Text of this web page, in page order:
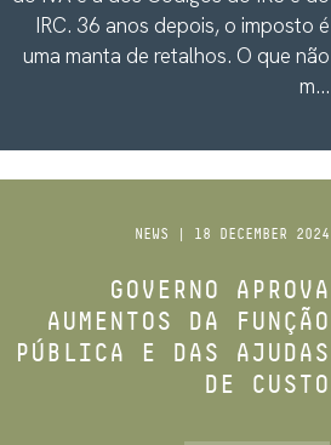
IRC. 36 anos depois, o imposto é
uma manta de retalhos. O que não
m...
NEWS | 18 DECEMBER 2024
GOVERNO APROVA
AUMENTOS DA FUNÇÃO
PÚBLICA E DAS AJUDAS
DE CUSTO